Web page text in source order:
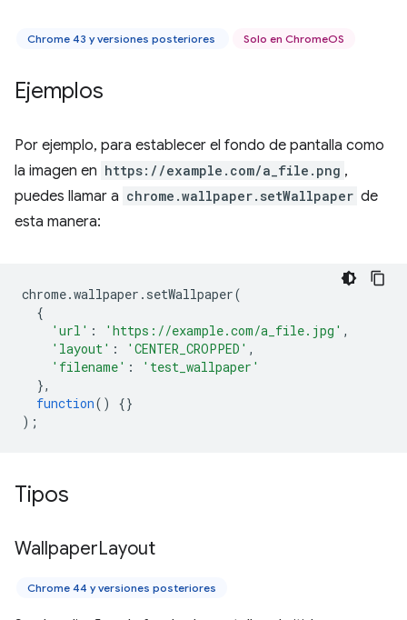
Chrome 43 y versiones posteriores Solo en ChromeOS
Ejemplos
Por ejemplo, para establecer el fondo de pantalla como
la imagen en https://example.com/a_file.png ,
puedes llamar a chrome.wallpaper.setWallpaper de
esta manera:
chrome.wallpaper . setWallpaper(
{
'url' : 'https://example.com/a_file.jpg' ,
'layout' : 'CENTER_CROPPED' ,
'filename' :
'test_wallpaper'
},
function()
{}
);
Tipos
WallpaperLayout
Chrome 44 y versiones posteriores